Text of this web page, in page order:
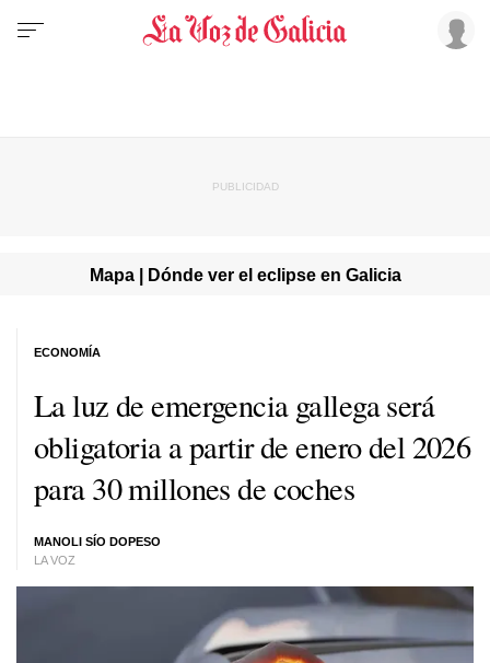
Mapa | Dónde ver el eclipse en Galicia
La luz de emergencia gallega será
obligatoria a partir de enero del 2026
para 30 millones de coches
MANOLI SÍO DOPESO
LA VOZ
ECONOMÍA